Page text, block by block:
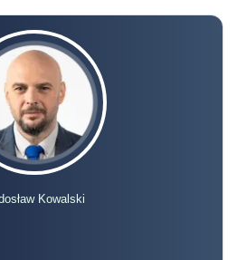
Kowalski